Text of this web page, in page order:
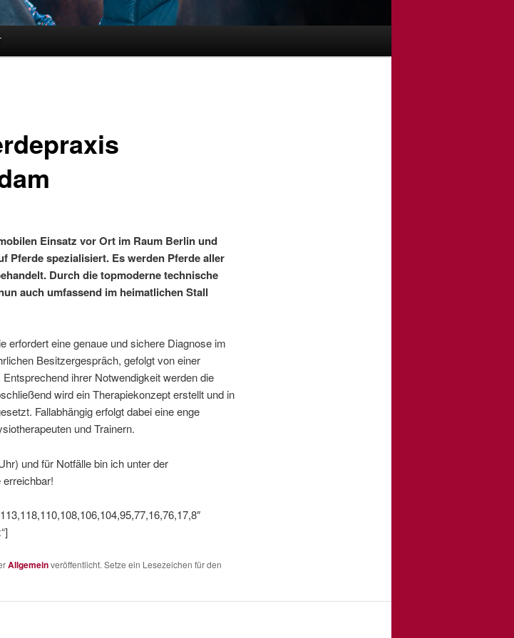
Einsatz vor Ort im Raum Berlin und
Pferde spezialisiert. Es werden Pferde aller
Durch die topmoderne technische
auch umfassend im heimatlichen Stall
erfordert eine genaue und sichere Diagnose im
Besitzergespräch, gefolgt von einer
ihrer Notwendigkeit werden die
wird ein Therapiekonzept erstellt und in
Fallabhängig erfolgt dabei eine enge
und Trainern.
und für Notfälle bin ich unter der
Allgemeinveröffentlicht. Setze ein Lesezeichen für den